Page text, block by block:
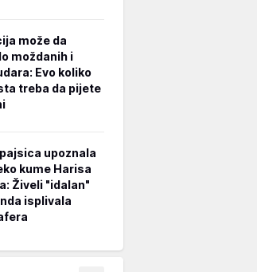
može da
moždanih i
Evo koliko
treba da pijete
upoznala
kume Harisa
Živeli "idalan"
isplivala